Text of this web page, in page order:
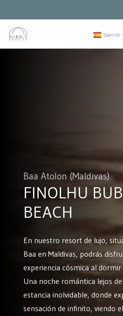
Spanish
Baa Atolon (Maldivas)
FINOLHU
BEACH
En nuestro resort de lujo,
Baa en Maldivas, podrás
experiencia cósmica al
Una noche romántica lejos
estancia inolvidable, donde
sensación de infinito, viendo